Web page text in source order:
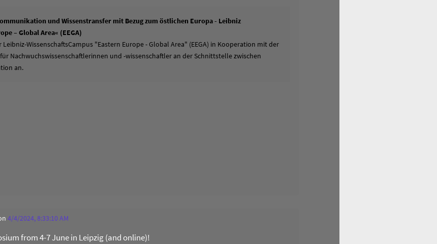
und Wissenstransfer mit Bezug zum östlichen Europa - Leibniz
– Global Area« (EEGA)
WissenschaftsCampus "Eastern Europe - Global Area" (EEGA) in Kooperation mit der
Nachwuchswissenschaftlerinnen und -wissenschaftler an der Schnittstelle zwischen
an.
4/4/2024, 8:33:10 AM
from 4-7 June in Leipzig (and online)!